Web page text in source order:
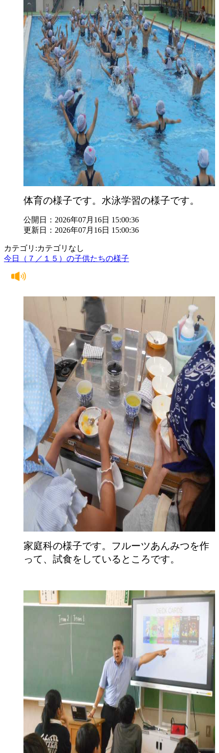
体育の様子です。水泳学習の様子です。
公開日：2026年07月16日 15:00:36
更新日：2026年07月16日 15:00:36
カテゴリ:カテゴリなし
今日（７／１５）の子供たちの様子
家庭科の様子です。フルーツあんみつを作
って、試食をしているところです。